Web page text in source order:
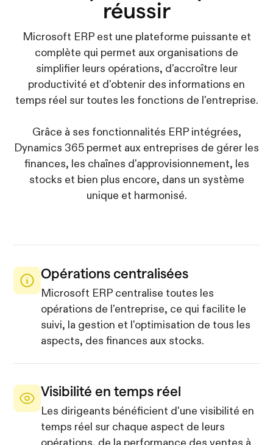
réussir
Microsoft ERP est une plateforme puissante et
complète qui permet aux organisations de
simplifier leurs opérations, d'accroître leur
productivité et d'obtenir des informations en
temps réel sur toutes les fonctions de l'entreprise.
Grâce à ses fonctionnalités ERP intégrées,
Dynamics 365 permet aux entreprises de gérer les
finances, les chaînes d'approvisionnement, les
stocks et bien plus encore, dans un système
unique et harmonisé.
Opérations centralisées
Microsoft ERP centralise toutes les
opérations de l'entreprise, ce qui facilite le
suivi, la gestion et l'optimisation de tous les
aspects, des finances aux stocks.
Visibilité en temps réel
Les dirigeants bénéficient d'une visibilité en
temps réel sur chaque aspect de leurs